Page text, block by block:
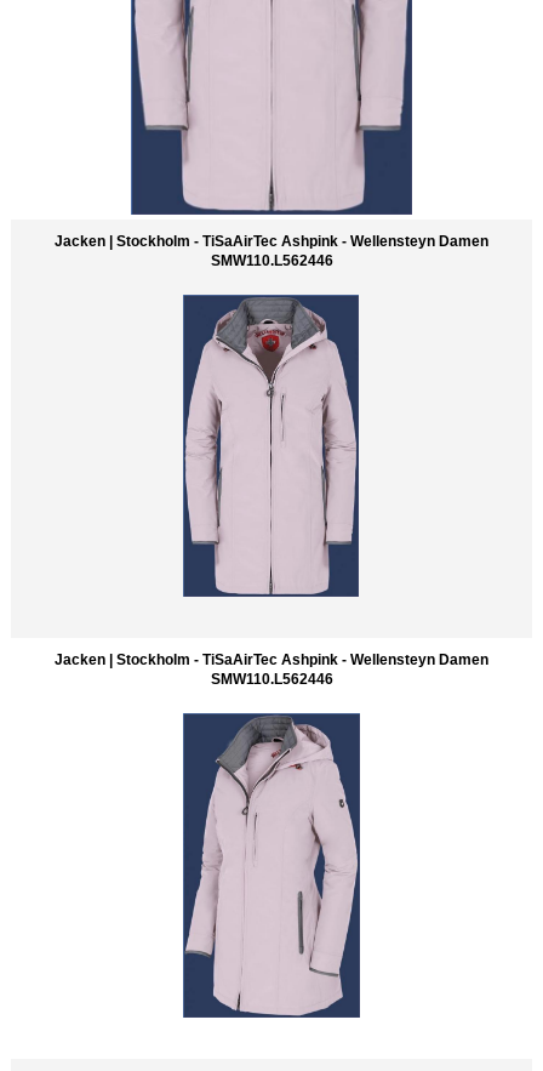
Jacken | Stockholm - TiSaAirTec Ashpink - Wellensteyn Damen
SMW110.L562446
Jacken | Stockholm - TiSaAirTec Ashpink - Wellensteyn Damen
SMW110.L562446